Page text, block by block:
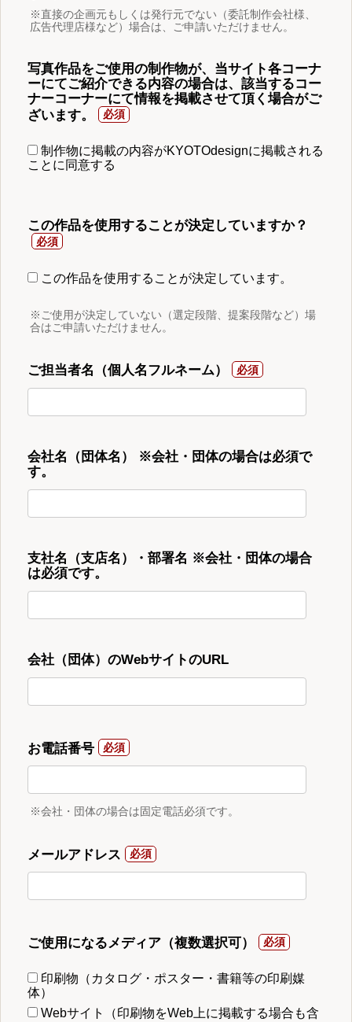
※直接の企画元もしくは発行元でない（委託制作会社様、
広告代理店様など）場合は、ご申請いただけません。
写真作品をご使用の制作物が、当サイト各コーナ
ーにてご紹介できる内容の場合は、該当するコー
ナーコーナーにて情報を掲載させて頂く場合がご
ざいます。
制作物に掲載の内容がKYOTOdesignに掲載される
ことに同意する
この作品を使用することが決定していますか？
この作品を使用することが決定しています。
※ご使用が決定していない（選定段階、提案段階など）場
合はご申請いただけません。
ご担当者名（個人名フルネーム）
会社名（団体名） ※会社・団体の場合は必須で
す。
支社名（支店名）・部署名 ※会社・団体の場合
は必須です。
会社（団体）のWebサイトのURL
お電話番号
※会社・団体の場合は固定電話必須です。
メールアドレス
ご使用になるメディア（複数選択可）
印刷物（カタログ・ポスター・書籍等の印刷媒
体）
Webサイト（印刷物をWeb上に掲載する場合も含